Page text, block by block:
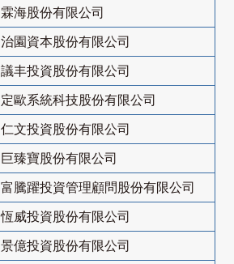
霖海股份有限公司
治園資本股份有限公司
議丰投資股份有限公司
定歐系統科技股份有限公司
仁文投資股份有限公司
巨臻寶股份有限公司
富騰躍投資管理顧問股份有限公司
恆威投資股份有限公司
景億投資股份有限公司